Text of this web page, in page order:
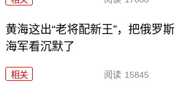
黄海这出“老将配新王”，把俄罗斯
海军看沉默了
相关 阅读 15845